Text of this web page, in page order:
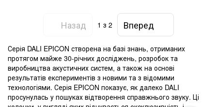
Назад 1 з 2 Вперед
Серія DALI EPICON створена на базі знань, отриманих
протягом майже 30-річних досліджень, розробок та
виробництва акустичних систем, а також на основі
результатів експериментів з новими та з відомими
технологіями. Серія EPICON показує, як далеко DALI
просунулась у пошуках відтворення справжнього звуку. Ці